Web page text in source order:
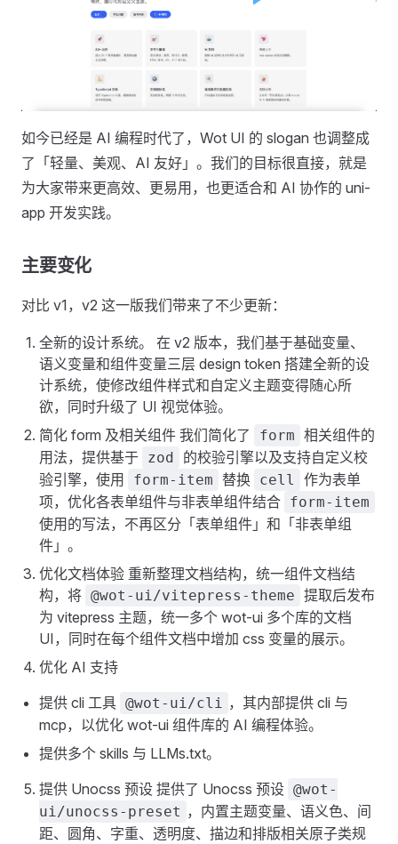
如今已经是 AI 编程时代了，Wot UI 的 slogan 也调整成
了「轻量、美观、AI 友好」。我们的目标很直接，就是
为大家带来更高效、更易用，也更适合和 AI 协作的 uni-
app 开发实践。
主要变化
对比 v1，v2 这一版我们带来了不少更新：
全新的设计系统。 在 v2 版本，我们基于基础变量、
语义变量和组件变量三层 design token 搭建全新的设
计系统，使修改组件样式和自定义主题变得随心所
欲，同时升级了 UI 视觉体验。
简化 form 及相关组件 我们简化了
form 相关组件的
用法，提供基于 zod
的校验引擎以及支持自定义校
验引擎，使用
form-item 替换 cell
作为表单
项，优化各表单组件与非表单组件结合 form-item
使用的写法，不再区分「表单组件」和「非表单组
件」。
优化文档体验 重新整理文档结构，统一组件文档结
构，将 @wot-ui/vitepress-theme 提取后发布
为 vitepress 主题，统一多个 wot-ui 多个库的文档
UI，同时在每个组件文档中增加 css 变量的展示。
优化 AI 支持
提供 cli 工具 @wot-ui/cli ，其内部提供 cli 与
mcp，以优化 wot-ui 组件库的 AI 编程体验。
提供多个 skills 与 LLMs.txt。
提供 Unocss 预设 提供了 Unocss 预设 @wot-
ui/unocss-preset ，内置主题变量、语义色、间
距、圆角、字重、透明度、描边和排版相关原子类规